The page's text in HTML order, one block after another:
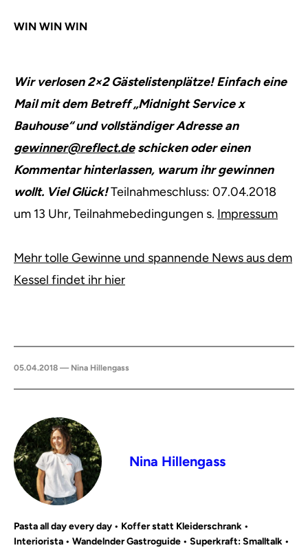
WIN WIN WIN
Wir verlosen 2×2 Gästelistenplätze! Einfach eine
Mail mit dem Betreff „Midnight Service x
Bauhouse“ und vollständiger Adresse an
gewinner@reflect.deschicken oder einen
Kommentar hinterlassen, warum ihr gewinnen
wollt. Viel Glück!Teilnahmeschluss: 07.04.2018
um 13 Uhr, Teilnahmebedingungen s. Impressum
Mehr tolle Gewinne und spannende News aus dem
Kessel findet ihr hier
05.04.2018 — Nina Hillengass
Nina Hillengass
Pasta all day every day • Koffer statt Kleiderschrank •
Interiorista • Wandelnder Gastroguide • Superkraft: Smalltalk •